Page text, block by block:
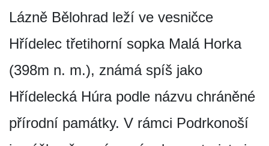
Lázně Bělohrad leží ve vesničce
Hřídelec třetihorní sopka Malá Horka
(398m n. m.), známá spíš jako
Hřídelecká Húra podle názvu chráněné
přírodní památky. V rámci Podrkonoší